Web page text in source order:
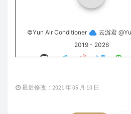
最后修改：2021 年 05 月 10 日